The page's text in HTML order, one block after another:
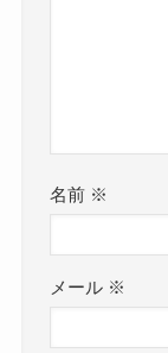
名前 ※
メール ※